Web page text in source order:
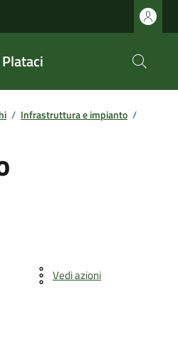
/ Infrastruttura e impianto /
Vedi azioni